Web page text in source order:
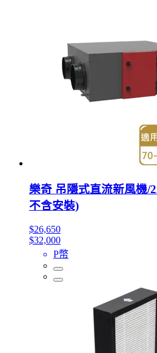
樂奇 吊隱式直流新風機/
不含安裝)
$26,650
$32,000
P幣